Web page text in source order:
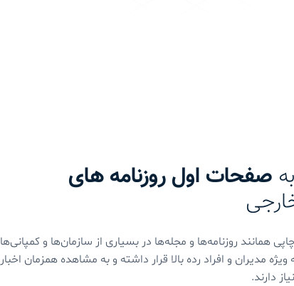
صفحات اول روزنامه‌ های
همانند روزنامه‌ها و مجله‌ها در بسیاری از سازمان‌ها و کمپانی‌ها
مدیران و افراد رده بالا قرار داشته و به مشاهده همزمان اخبار
دارند.